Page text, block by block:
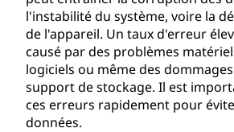
l'instabilité du système, voire la
de l'appareil. Un taux d'erreur
causé par des problèmes
logiciels ou même des
support de stockage. Il est
ces erreurs rapidement pour
données.